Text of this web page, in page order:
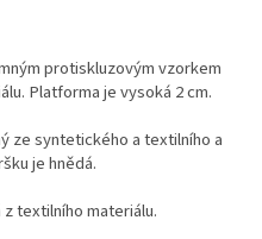
protiskluzovým vzorkem
Platforma je vysoká 2 cm.
ze syntetického a textilního a
je hnědá.
textilního materiálu.